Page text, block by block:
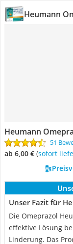
Heumann
Heumann
51
ab 6,00 € ( Sofort
Unser Fazit für
Die Omeprazol
effektive Lösung
Linderung. Das